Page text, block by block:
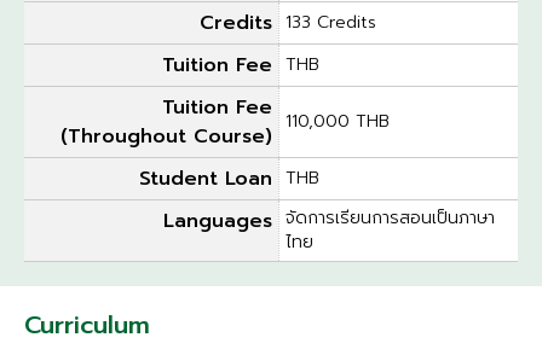
Credits 133 Credits
Tuition Fee THB
Tuition Fee
(Throughout Course)
110,000 THB
Student Loan THB
Languages จัดการเรียนการสอนเป็นภาษา
ไทย
Curriculum